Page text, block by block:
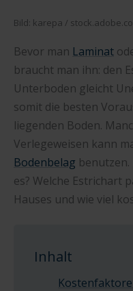
Bild: karepa /
Bevor man Laminat
braucht man ihn: den
Unterboden gleicht
somit die besten
liegenden Boden.
Verlegeweisen kann
Bodenbelag
es? Welche Estrichart
Hauses und wie viel
Inhalt